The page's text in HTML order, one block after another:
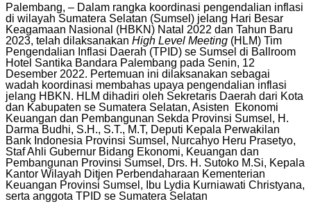
Palembang, – Dalam rangka koordinasi pengendalian inflasi
di wilayah Sumatera Selatan (Sumsel) jelang Hari Besar
Keagamaan Nasional (HBKN) Natal 2022 dan Tahun Baru
2023, telah dilaksanakan High Level Meeting (HLM) Tim
Pengendalian Inflasi Daerah (TPID) se Sumsel di Ballroom
Hotel Santika Bandara Palembang pada Senin, 12
Desember 2022. Pertemuan ini dilaksanakan sebagai
wadah koordinasi membahas upaya pengendalian inflasi
jelang HBKN. HLM dihadiri oleh Sekretaris Daerah dari Kota
dan Kabupaten se Sumatera Selatan, Asisten Ekonomi
Keuangan dan Pembangunan Sekda Provinsi Sumsel, H.
Darma Budhi, S.H., S.T., M.T, Deputi Kepala Perwakilan
Bank Indonesia Provinsi Sumsel, Nurcahyo Heru Prasetyo,
Staf Ahli Gubernur Bidang Ekonomi, Keuangan dan
Pembangunan Provinsi Sumsel, Drs. H. Sutoko M.Si, Kepala
Kantor Wilayah Ditjen Perbendaharaan Kementerian
Keuangan Provinsi Sumsel, Ibu Lydia Kurniawati Christyana,
serta anggota TPID se Sumatera Selatan